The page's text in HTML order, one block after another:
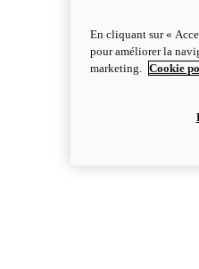
En cliquant sur «
pour améliorer la
marketing.
Cookie